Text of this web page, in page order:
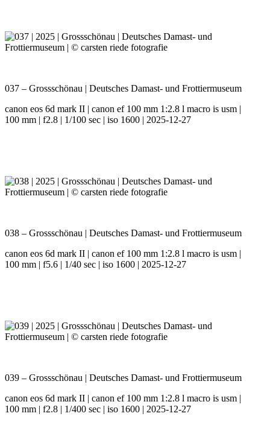
037 – Grossschönau | Deutsches Damast- und Frottiermuseum
canon eos 6d mark II | canon ef 100 mm 1:2.8 l macro is usm |
100 mm | f2.8 | 1/100 sec | iso 1600 | 2025-12-27
038 – Grossschönau | Deutsches Damast- und Frottiermuseum
canon eos 6d mark II | canon ef 100 mm 1:2.8 l macro is usm |
100 mm | f5.6 | 1/40 sec | iso 1600 | 2025-12-27
039 – Grossschönau | Deutsches Damast- und Frottiermuseum
canon eos 6d mark II | canon ef 100 mm 1:2.8 l macro is usm |
100 mm | f2.8 | 1/400 sec | iso 1600 | 2025-12-27